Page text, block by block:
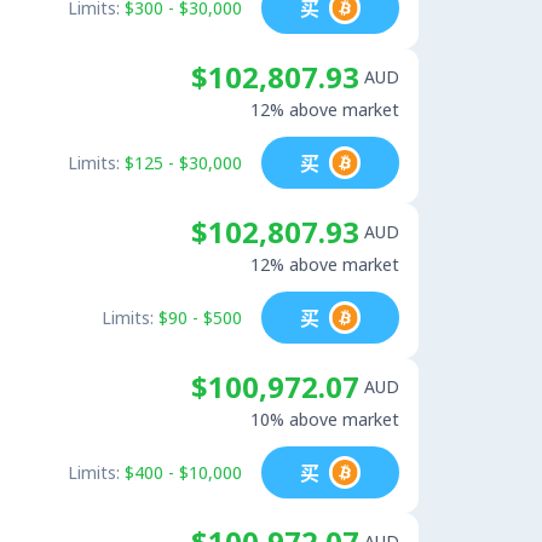
Limits: $300 - $30,000 买
$102,807.93 AUD
12% above market
Limits: $125 - $30,000 买
$102,807.93 AUD
12% above market
Limits: $90 - $500 买
$100,972.07 AUD
10% above market
Limits: $400 - $10,000 买